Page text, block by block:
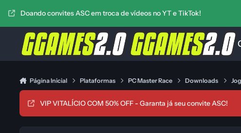
Doando convites ASC em troca de vídeos no YT e TikTok!
Página Inicial Plataformas PC Master Race Downloads
VIP VITALÍCIO COM 50% OFF - Garanta já seu convite ASC!